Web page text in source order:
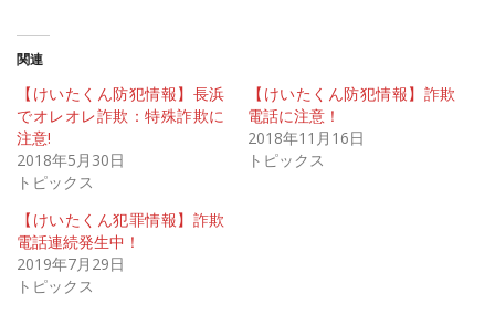
関連
【けいたくん防犯情報】長浜
でオレオレ詐欺：特殊詐欺に
注意!
2018年5月30日
トピックス
【けいたくん防犯情報】詐欺
電話に注意！
2018年11月16日
トピックス
【けいたくん犯罪情報】詐欺
電話連続発生中！
2019年7月29日
トピックス